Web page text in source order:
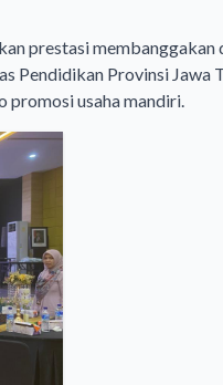
prestasi membanggakan
Pendidikan Provinsi Jawa
promosi usaha mandiri.